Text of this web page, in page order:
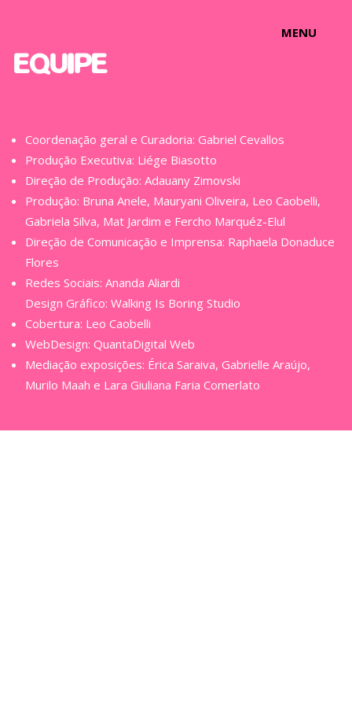
MENU
EQUIPE
Coordenação geral e Curadoria: Gabriel Cevallos
Produção Executiva: Liége Biasotto
Direção de Produção: Adauany Zimovski
Produção: Bruna Anele, Mauryani Oliveira, Leo Caobelli,
Gabriela Silva, Mat Jardim e Fercho Marquéz-Elul
Direção de Comunicação e Imprensa: Raphaela Donaduce
Flores
Redes Sociais: Ananda Aliardi
Design Gráfico: Walking Is Boring Studio
Cobertura: Leo Caobelli
WebDesign: QuantaDigital Web
Mediação exposições: Érica Saraiva, Gabrielle Araújo,
Murilo Maah e Lara Giuliana Faria Comerlato